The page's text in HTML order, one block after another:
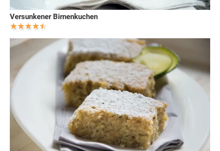
Versunkener Birnenkuchen